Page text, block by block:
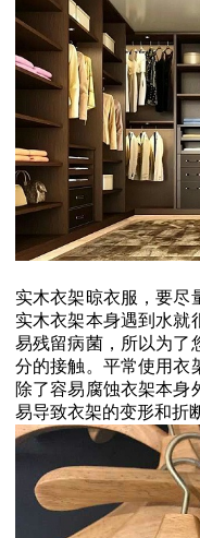
实木衣架晾衣服，要尽
实木衣架本身遇到水就
易残留病菌，所以为了
分的接触。平常使用衣
除了容易腐蚀衣架本身
易导致衣架的变形和折